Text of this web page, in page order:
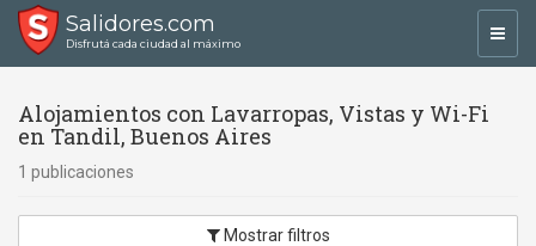
Salidores.com
Disfrutá cada ciudad al máximo
Alojamientos con Lavarropas, Vistas y Wi-Fi
en Tandil, Buenos Aires
1 publicaciones
Mostrar filtros